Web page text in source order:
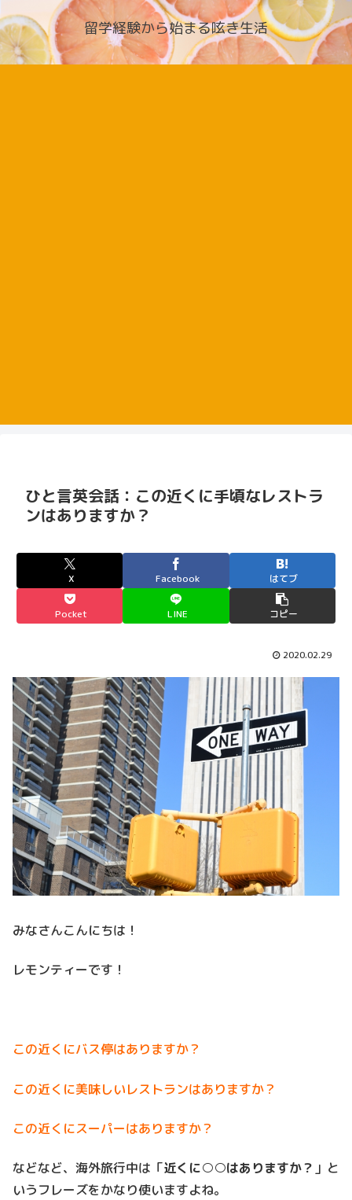
留学経験から始まる呟き生活
ひと言英会話：この近くに手頃なレストラ
ンはありますか？
X Facebook はてブ
Pocket LINE コピー
2020.02.29
みなさんこんにちは！
レモンティーです！
この近くにバス停はありますか？
この近くに美味しいレストランはありますか？
この近くにスーパーはありますか？
などなど、海外旅行中は「近くに○○はありますか？」と
いうフレーズをかなり使いますよね。